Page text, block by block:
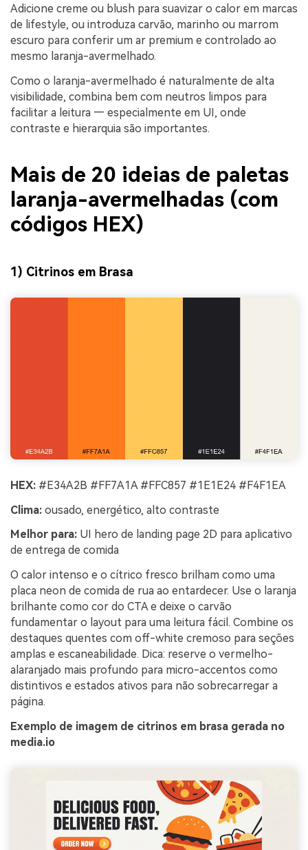
Adicione creme ou blush para suavizar o calor em marcas
de lifestyle, ou introduza carvão, marinho ou marrom
escuro para conferir um ar premium e controlado ao
mesmo laranja-avermelhado.
Como o laranja-avermelhado é naturalmente de alta
visibilidade, combina bem com neutros limpos para
facilitar a leitura — especialmente em UI, onde
contraste e hierarquia são importantes.
Mais de 20 ideias de paletas
laranja-avermelhadas (com
códigos HEX)
1) Citrinos em Brasa
HEX: #E34A2B #FF7A1A #FFC857 #1E1E24 #F4F1EA
Clima: ousado, energético, alto contraste
Melhor para: UI hero de landing page 2D para aplicativo
de entrega de comida
O calor intenso e o cítrico fresco brilham como uma
placa neon de comida de rua ao entardecer. Use o laranja
brilhante como cor do CTA e deixe o carvão
fundamentar o layout para uma leitura fácil. Combine os
destaques quentes com off-white cremoso para seções
amplas e escaneabilidade. Dica: reserve o vermelho-
alaranjado mais profundo para micro-accentos como
distintivos e estados ativos para não sobrecarregar a
página.
Exemplo de imagem de citrinos em brasa gerada no
media.io